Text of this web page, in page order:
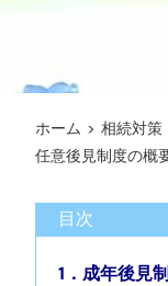
相続トピックス
お客様の声・サ
よくあるご質問
お知らせ
ホーム > 相続対策
任意後見制度の概
目次
1．成年後見